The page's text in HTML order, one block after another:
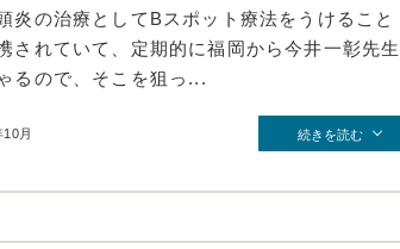
炎の治療としてBスポット療法をうけること
されていて、定期的に福岡から今井一彰先生
るので、そこを狙っ...
月 続きを読む